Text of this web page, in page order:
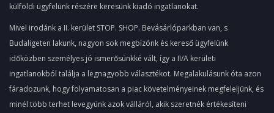
külföldi ügyfelünk részére keresünk kiadó ingatlanokat.
Mivel irodánk a II. kerület STOP. SHOP. Bevásárlóparkban van, s
Budaligeten lakunk, nagyon sok megbízónk és kereső ügyfelünk
időközben személyes jó ismerősünkké vált, így a II/A kerületi
ingatlanokból találja a legnagyobb választékot. Megalakulásunk óta azon
fáradozunk, hogy folyamatosan a piac követelményeinek megfeleljünk, és
minél több terhet levegyünk azok válláról, akik szeretnék értékesíteni